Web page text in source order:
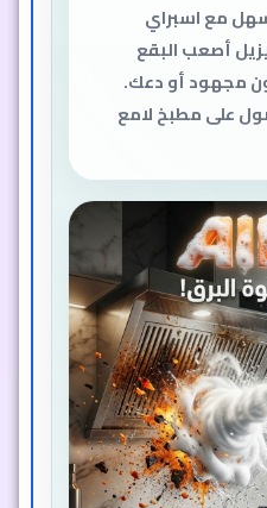
مع اسبراي
أصعب البقع
مجهود أو دعك.
على مطبخ لامع